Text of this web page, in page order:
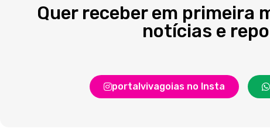
Quer receber em primeira
notícias e
portalvivagoias no Insta